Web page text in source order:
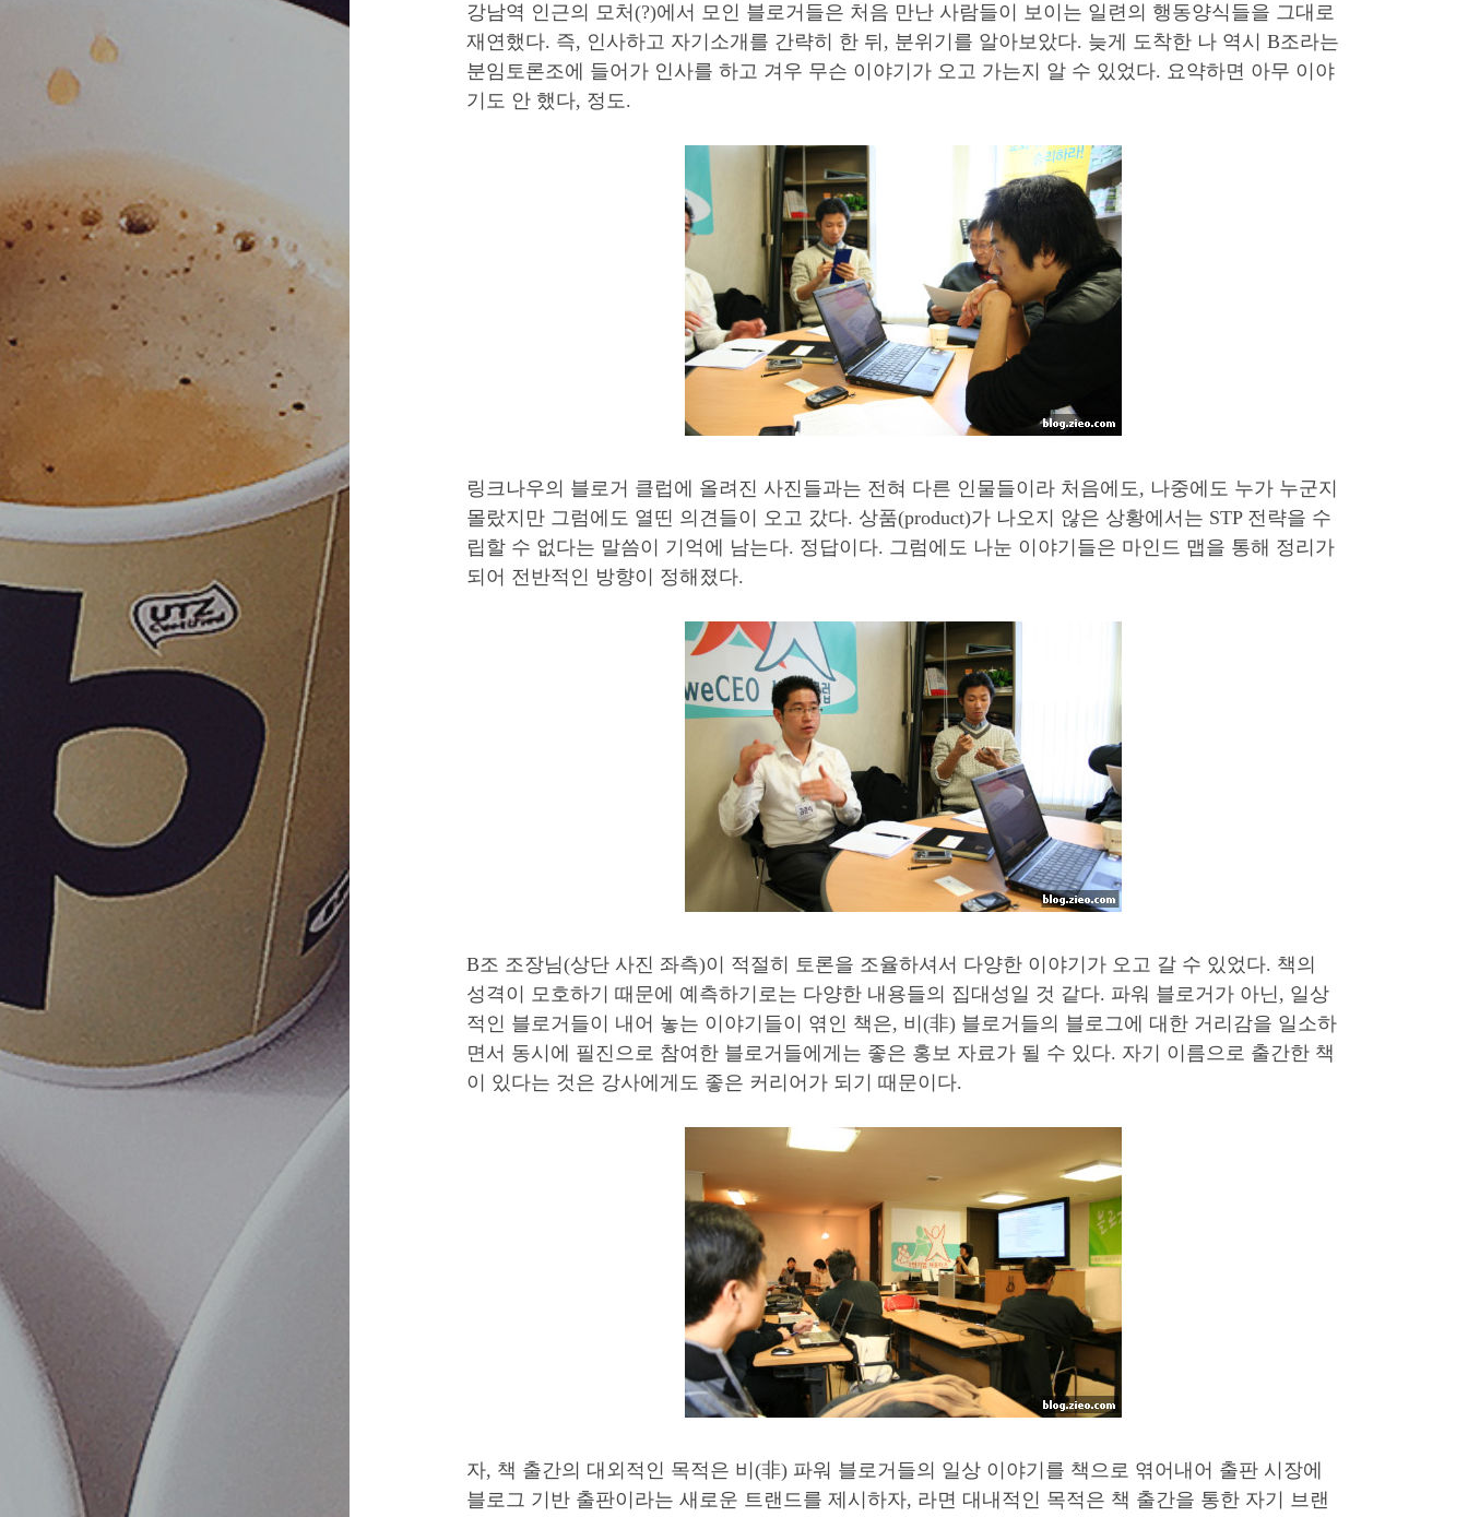
강남역 인근의 모처(?)에서 모인 블로거들은 처음 만난 사람들이 보이는 일련의 행동양식들을 그대로
재연했다. 즉, 인사하고 자기소개를 간략히 한 뒤, 분위기를 알아보았다. 늦게 도착한 나 역시 B조라는
분임토론조에 들어가 인사를 하고 겨우 무슨 이야기가 오고 가는지 알 수 있었다. 요약하면 아무 이야
기도 안 했다, 정도.
링크나우의 블로거 클럽에 올려진 사진들과는 전혀 다른 인물들이라 처음에도, 나중에도 누가 누군지
몰랐지만 그럼에도 열띤 의견들이 오고 갔다. 상품(product)가 나오지 않은 상황에서는 STP 전략을 수
립할 수 없다는 말씀이 기억에 남는다. 정답이다. 그럼에도 나눈 이야기들은 마인드 맵을 통해 정리가
되어 전반적인 방향이 정해졌다.
B조 조장님(상단 사진 좌측)이 적절히 토론을 조율하셔서 다양한 이야기가 오고 갈 수 있었다. 책의
성격이 모호하기 때문에 예측하기로는 다양한 내용들의 집대성일 것 같다. 파워 블로거가 아닌, 일상
적인 블로거들이 내어 놓는 이야기들이 엮인 책은, 비(非) 블로거들의 블로그에 대한 거리감을 일소하
면서 동시에 필진으로 참여한 블로거들에게는 좋은 홍보 자료가 될 수 있다. 자기 이름으로 출간한 책
이 있다는 것은 강사에게도 좋은 커리어가 되기 때문이다.
자, 책 출간의 대외적인 목적은 비(非) 파워 블로거들의 일상 이야기를 책으로 엮어내어 출판 시장에
블로그 기반 출판이라는 새로운 트랜드를 제시하자, 라면 대내적인 목적은 책 출간을 통한 자기 브랜